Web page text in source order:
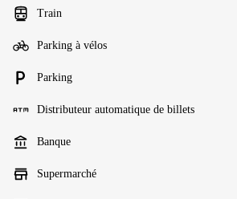
Train
Parking à vélos
Parking
Distributeur automatique de billets
Banque
Supermarché